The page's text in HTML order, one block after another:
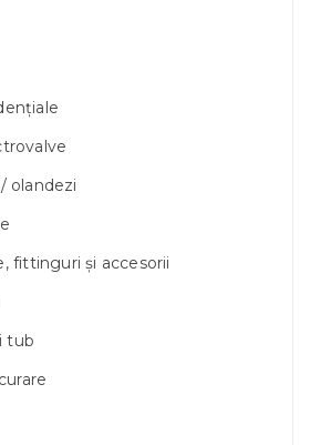
olandezi
fittinguri și accesorii
tub